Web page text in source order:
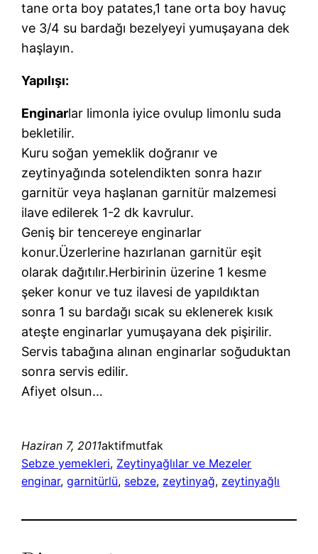
tane orta boy patates,1 tane orta boy havuç
ve 3/4 su bardağı bezelyeyi yumuşayana dek
haşlayın.
Yapılışı:
Enginarlar limonla iyice ovulup limonlu suda
bekletilir.
Kuru soğan yemeklik doğranır ve
zeytinyağında sotelendikten sonra hazır
garnitür veya haşlanan garnitür malzemesi
ilave edilerek 1-2 dk kavrulur.
Geniş bir tencereye enginarlar
konur.Üzerlerine hazırlanan garnitür eşit
olarak dağıtılır.Herbirinin üzerine 1 kesme
şeker konur ve tuz ilavesi de yapıldıktan
sonra 1 su bardağı sıcak su eklenerek kısık
ateşte enginarlar yumuşayana dek pişirilir.
Servis tabağına alınan enginarlar soğuduktan
sonra servis edilir.
Afiyet olsun…
Haziran 7, 2011aktifmutfak
Sebze yemekleri, Zeytinyağlılar ve Mezeler
enginar, garnitürlü, sebze, zeytinyağ, zeytinyağlı